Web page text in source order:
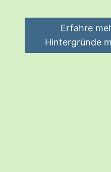
Erfahre
Hintergründe